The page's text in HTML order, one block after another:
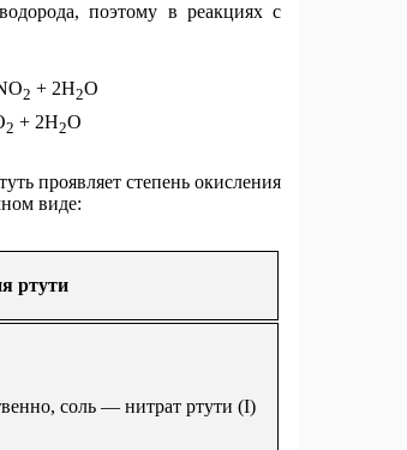
поэтому в реакциях с
2 + 2H2O
2 + 2H2O
проявляет степень окисления
виде:
ртути
соль — нитрат ртути (I)